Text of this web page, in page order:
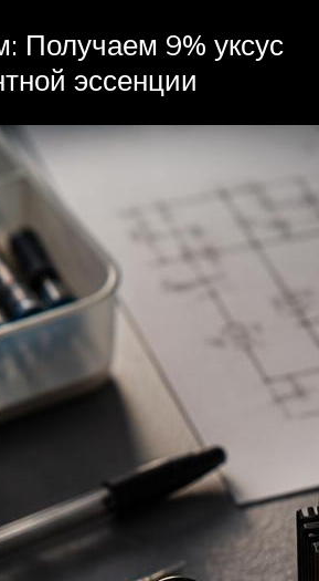
Получаем 9% уксус
эссенции